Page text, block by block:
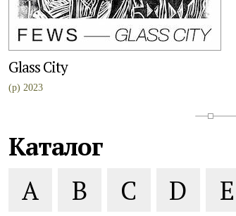
Glass City
(p) 2023
Каталог
A B C D E